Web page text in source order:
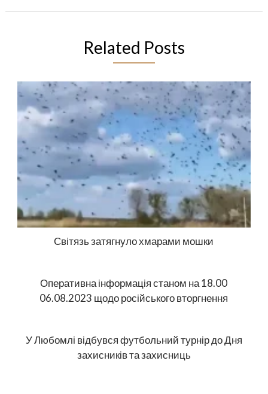
Related Posts
Світязь затягнуло хмарами мошки
Оперативна інформація станом на 18.00
06.08.2023 щодо російського вторгнення
У Любомлі відбувся футбольний турнір до Дня
захисників та захисниць